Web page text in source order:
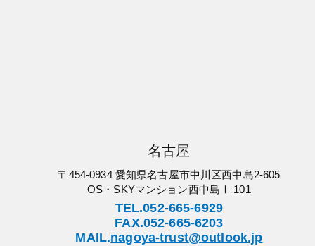
名古屋
〒454-0934 愛知県名古屋市中川区西中島2-605
OS・SKYマンション西中島Ⅰ 101
TEL.052-665-6929
FAX.052-665-6203
MAIL.nagoya-trust@outlook.jp